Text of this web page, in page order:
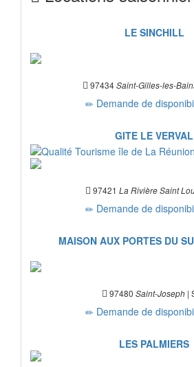
LE SINCHILL
97434Saint-Gilles-les-
Demande de
GITE LE VERVAL
97421 La Rivière Saint
Demande de
MAISON AUX PORTES DU
97480 Saint-Joseph |
Demande de
LES PALMIERS